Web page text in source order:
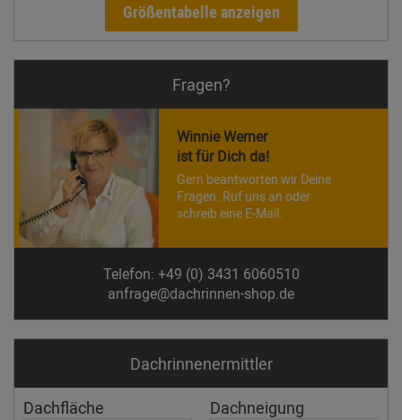
Größentabelle anzeigen
Fragen?
Winnie Werner
ist für Dich da!
Gern beantworten wir Deine
Fragen. Ruf uns an oder
schreib eine E-Mail.
Telefon: +49 (0) 3431 6060510
anfrage@dachrinnen-shop.de
Dachrinnen­ermittler
Dachfläche Dachneigung